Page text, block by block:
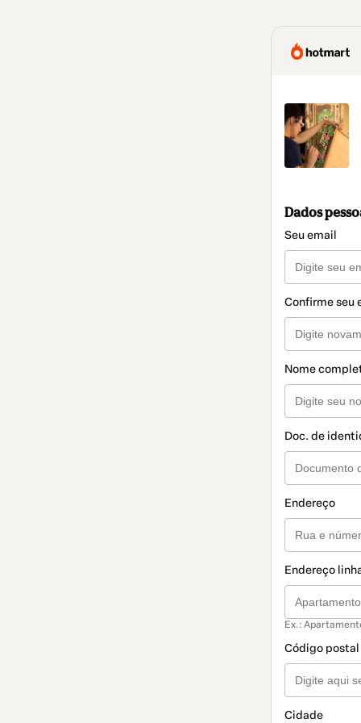
Dados
Seu email
Confirme seu
Nome
Doc. de
Endereço
Endereço
Ex.:
Código postal
Cidade